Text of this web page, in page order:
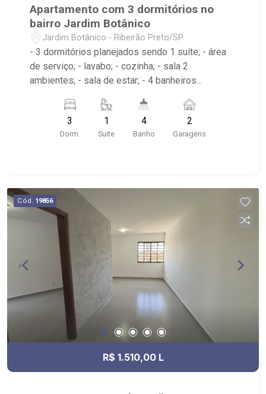
Apartamento com 3 dormitórios no
bairro Jardim Botânico
Jardim Botânico - Ribeirão Preto/SP
- 3 dormitórios planejados sendo 1 suíte; - área
de serviço; - lavabo; - cozinha; - sala 2
ambientes; - sala de estar; - 4 banheiros
piscina e área de churrasco; - próximo ao Móveis
La Cazza, Lanchonete AABB, Padaria Bella Citta
3
Dorm.
1
Suite
4
Banho
2
Garagens
Cód. 19856
R$ 1.510,00 L